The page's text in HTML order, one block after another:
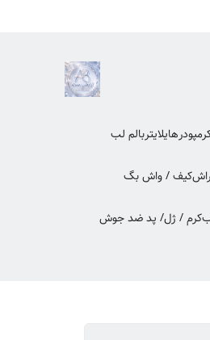
هایلایتربالم لب
کیف / واش بگ
کرم / ژل/ پد ضد جوش